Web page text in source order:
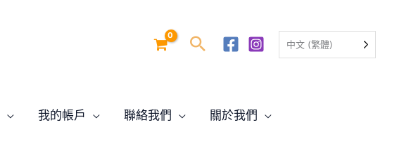
中文 (繁體)
我的帳戶 聯絡我們 關於我們